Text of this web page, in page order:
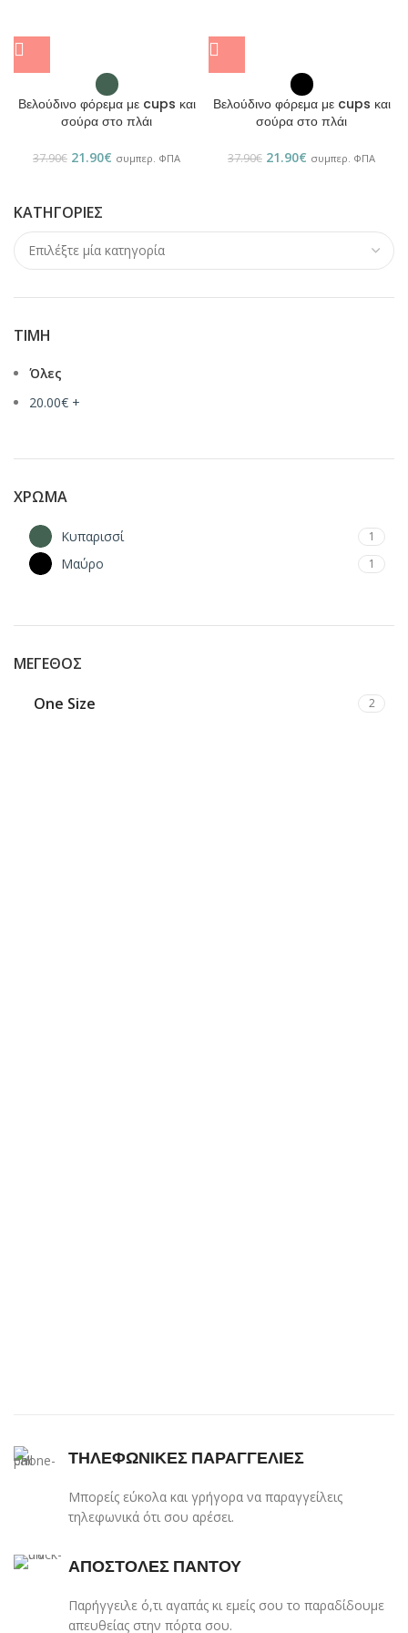
ΚΑΤΗΓΟΡΊΕΣ
ΤΙΜΉ
Όλες
20.00€ +
ΧΡΏΜΑ
Κυπαρισσί 1
Μαύρο 1
ΜΈΓΕΘΟΣ
One Size
2
Βελούδινο φόρεμα με cups και
σούρα στο πλάι
37.90€ 21.90€ συμπερ. ΦΠΑ
Βελούδινο φόρεμα με cups και
σούρα στο πλάι
37.90€ 21.90€ συμπερ. ΦΠΑ
ΤΗΛΕΦΩΝΙΚΕΣ ΠΑΡΑΓΓΕΛΙΕΣ
Μπορείς εύκολα και γρήγορα να παραγγείλεις
τηλεφωνικά ότι σου αρέσει.
ΑΠΟΣΤΟΛΕΣ ΠΑΝΤΟΥ
Παρήγγειλε ό,τι αγαπάς κι εμείς σου το παραδίδουμε
απευθείας στην πόρτα σου.